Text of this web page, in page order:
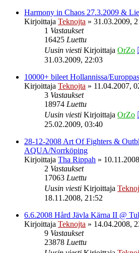
Harmony in Chaos 27.3.2009 &
Kirjoittaja Teknojta » 31.03.2009,
1 Vastaukset
16425 Luettu
Uusin viesti Kirjoittaja OrZo
31.03.2009, 22:03
10000+ bileet Hollannissa/
Kirjoittaja Teknojta » 11.04.2007,
3 Vastaukset
18974 Luettu
Uusin viesti Kirjoittaja OrZo
25.02.2009, 03:40
28-12-2008 Art Of Fighters &
AQUA/Norrköping
Kirjoittaja Tha Rippah »
2 Vastaukset
17063 Luettu
Uusin viesti Kirjoittaja
18.11.2008, 21:52
6.6.2008 Hård Jävla Kärna II @
Kirjoittaja Teknojta » 14.04.2008,
9 Vastaukset
23878 Luettu